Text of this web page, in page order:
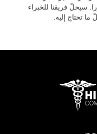
سيحلّ فريقنا للخبراء
تحتاج إليه.